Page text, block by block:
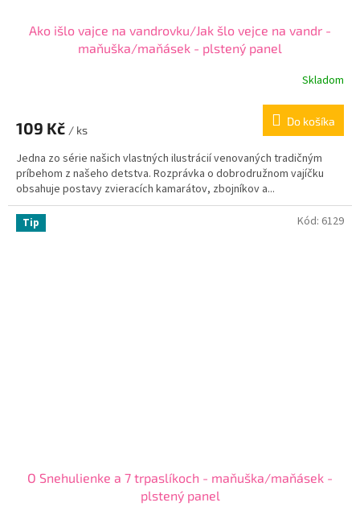
Ako išlo vajce na vandrovku/Jak šlo vejce na vandr -
maňuška/maňásek - plstený panel
Skladom
109 Kč / ks
Do košíka
Jedna zo série našich vlastných ilustrácií venovaných tradičným
príbehom z našeho detstva. Rozprávka o dobrodružnom vajíčku
obsahuje postavy zvieracích kamarátov, zbojníkov a...
Tip
O Snehulienke a 7 trpaslíkoch - maňuška/maňásek -
plstený panel
Kód: 6129